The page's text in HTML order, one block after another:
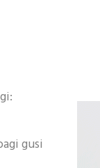
gusi